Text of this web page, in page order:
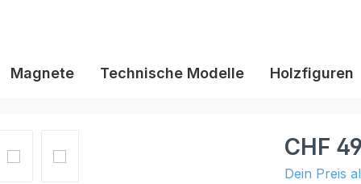
Magnete Technische Modelle Holzfiguren
CHF
Dein Preis